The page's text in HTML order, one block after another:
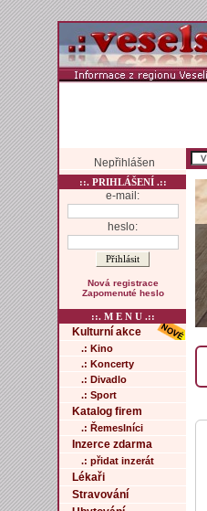
Nepřihlášen
::. PRIHLÁŠENÍ .::
e-mail:
heslo:
Nová registrace
Zapomenuté heslo
::. M E N U .::
Kulturní akce
.: Kino
.: Koncerty
.: Divadlo
.: Sport
Katalog firem
.: Řemeslníci
Inzerce zdarma
.: přidat inzerát
Lékaři
Stravování